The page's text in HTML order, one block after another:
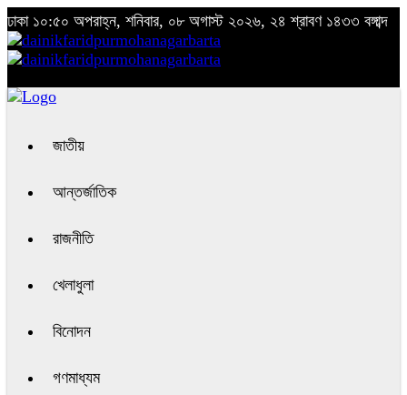
ঢাকা ১০:৫০ অপরাহ্ন, শনিবার, ০৮ অগাস্ট ২০২৬, ২৪ শ্রাবণ ১৪৩৩ বঙ্গাব্দ
জাতীয়
আন্তর্জাতিক
রাজনীতি
খেলাধুলা
বিনোদন
গণমাধ্যম